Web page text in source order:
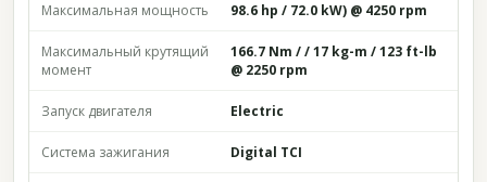
Максимальная мощность 98.6 hp / 72.0 kW) @ 4250 rpm
Максимальный крутящий
момент
166.7 Nm / / 17 kg-m / 123 ft-lb
@ 2250 rpm
Запуск двигателя Electric
Система зажигания Digital TCI